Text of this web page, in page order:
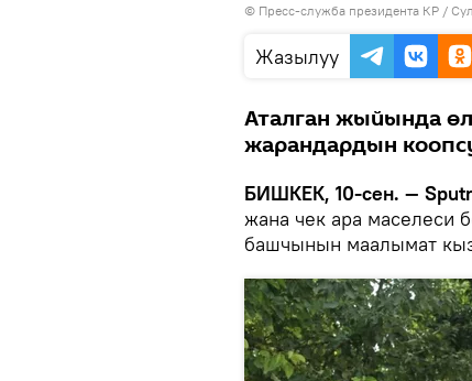
© Пресс-служба президента КР /
Жазылуу
Аталган жыйында
жарандардын
БИШКЕК, 10-сен. —
жана чек ара маселеси
башчынын маалымат